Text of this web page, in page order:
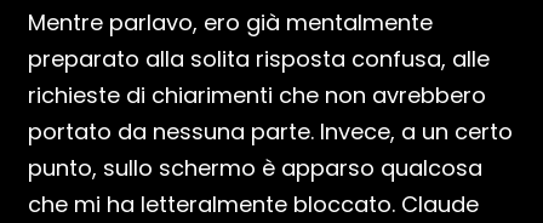
Mentre parlavo, ero già mentalmente
preparato alla solita risposta confusa, alle
richieste di chiarimenti che non avrebbero
portato da nessuna parte. Invece, a un certo
punto, sullo schermo è apparso qualcosa
che mi ha letteralmente bloccato. Claude